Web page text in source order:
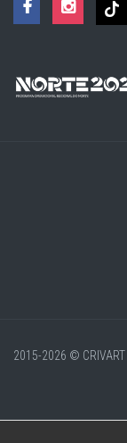
2015-2026 © CRIVART